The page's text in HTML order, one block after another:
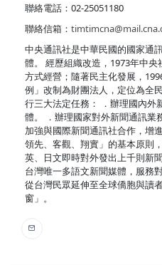
聯絡電話：02-25051180
聯絡信箱：
中央通訊社是中華民國的國家通
體。 經歷組織改造，1973年中
方式經營；隨著民主化發展，
例」改制為財團法人，定位為全
行三大法定任務： ．辦理國內外
體。 ．辦理國家對外新聞通訊業
加強與國際新聞通訊社合作，增
領先、客觀、翔實」的基本原則
英、日文即時對外發出上千則新
台灣唯一多語文新聞媒體，服務
從台灣民眾延伸至全球僑胞與讀
窗」。